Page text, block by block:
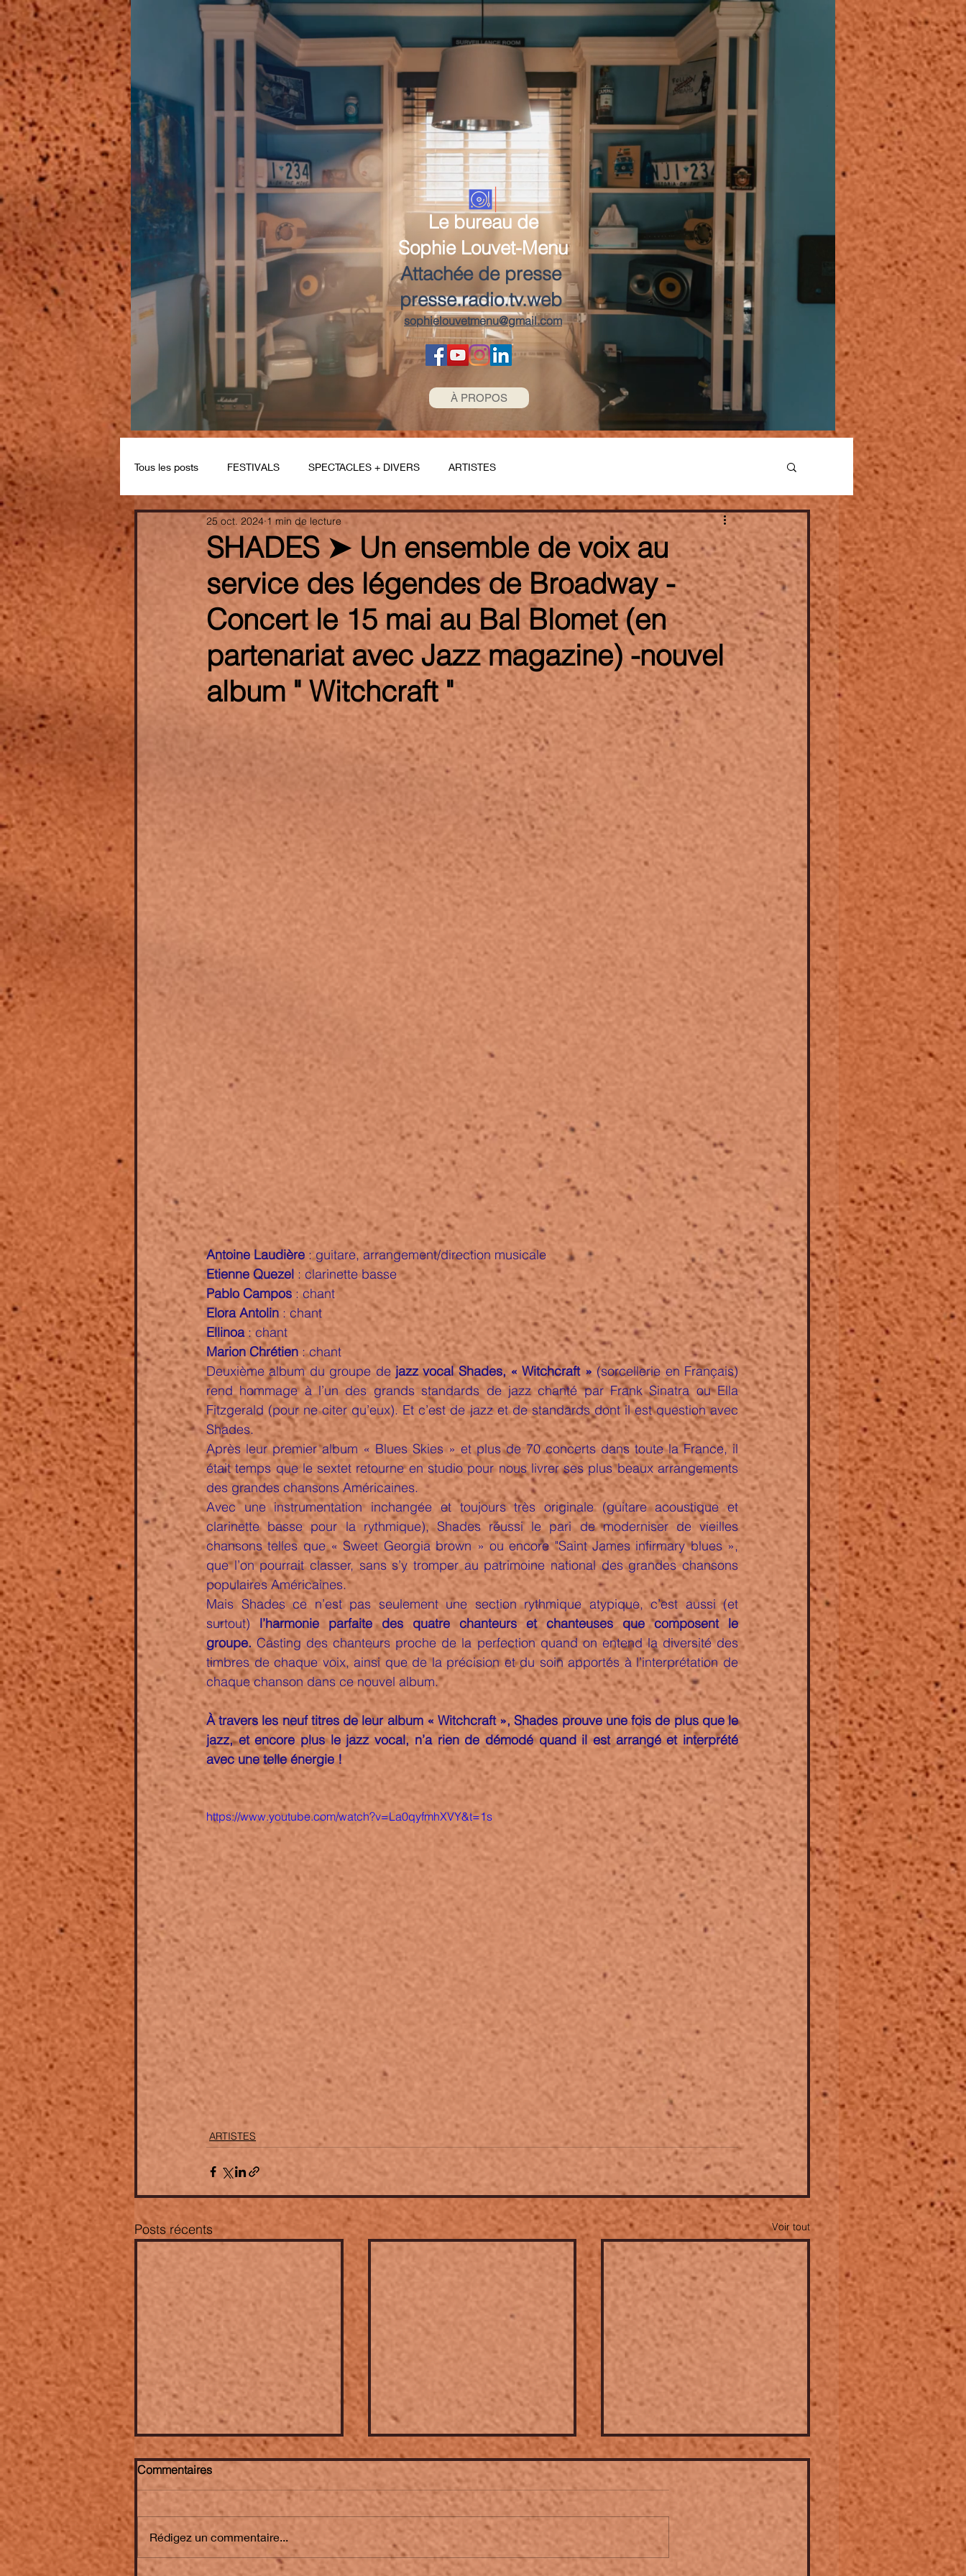
Le bureau de
Sophie Louvet-Menu
Attachée de presse
presse.radio.tv.web
sophielouvetmenu@gmail.com
À PROPOS
Tous les posts FESTIVALS SPECTACLES + DIVERS ARTISTES
SHADES ➤ Un ensemble de voix au
service des légendes de Broadway -
Concert le 15 mai au Bal Blomet (en
partenariat avec Jazz magazine) -nouvel
album " Witchcraft "
25 oct. 2024 1 min de lecture
Antoine Laudière : guitare, arrangement/direction musicale
Etienne Quezel : clarinette basse
Pablo Campos : chant
Elora Antolin : chant
Ellinoa : chant
Marion Chrétien : chant
Deuxième album du groupe de jazz vocal Shades, « Witchcraft » (sorcellerie en Français)
rend hommage à l’un des grands standards de jazz chanté par Frank Sinatra ou Ella
Fitzgerald (pour ne citer qu’eux). Et c’est de jazz et de standards dont il est question avec
Shades.
Après leur premier album « Blues Skies » et plus de 70 concerts dans toute la France, il
était temps que le sextet retourne en studio pour nous livrer ses plus beaux arrangements
des grandes chansons Américaines.
Avec une instrumentation inchangée et toujours très originale (guitare acoustique et
clarinette basse pour la rythmique), Shades réussi le pari de moderniser de vieilles
chansons telles que « Sweet Georgia brown » ou encore "Saint James infirmary blues »,
que l’on pourrait classer, sans s’y tromper au patrimoine national des grandes chansons
populaires Américaines.
Mais Shades ce n’est pas seulement une section rythmique atypique, c’est aussi (et
surtout) l’harmonie parfaite des quatre chanteurs et chanteuses que composent le
groupe. Casting des chanteurs proche de la perfection quand on entend la diversité des
timbres de chaque voix, ainsi que de la précision et du soin apportés à l’interprétation de
chaque chanson dans ce nouvel album.
À travers les neuf titres de leur album « Witchcraft », Shades prouve une fois de plus que le
jazz, et encore plus le jazz vocal, n’a rien de démodé quand il est arrangé et interprété
avec une telle énergie !
https://www.youtube.com/watch?v=La0qyfmhXVY&t=1s
ARTISTES
Posts récents Voir tout
Commentaires
Rédigez un commentaire...